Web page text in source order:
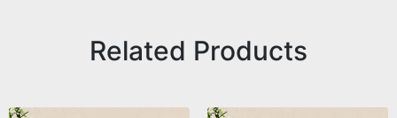
Related Products